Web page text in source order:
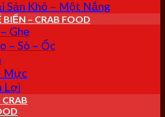
Sản Khô – Một Nắng
– CRAB FOOD
Ghẹ
– Sò – Ốc
Mực
Lợi